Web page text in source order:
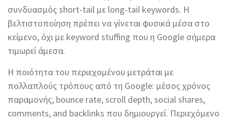
συνδυασμός short-tail με long-tail keywords. Η
βελτιστοποίηση πρέπει να γίνεται φυσικά μέσα στο
κείμενο, όχι με keyword stuffing που η Google σήμερα
τιμωρεί άμεσα.
Η ποιότητα του περιεχομένου μετράται με
πολλαπλούς τρόπους από τη Google: μέσος χρόνος
παραμονής, bounce rate, scroll depth, social shares,
comments, and backlinks που δημιουργεί. Περιεχόμενο